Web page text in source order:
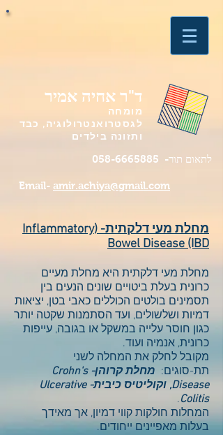
ד"ר אחיה אמיר
מומחה
לגסטרואנטרולוגיה, כבד
ותזונה בילדים
לתאום תור- 058-6665885
Email- amir.achiya@gmail.com
מחלת מעי דלקתית- (Inflammatory
Bowel Disease (IBD
מחלת מעי דלקתית היא מחלת מעיים
כרונית בעלת ביטויים שונים הנעים בין
תסמינים בולטים הכוללים כאבי בטן, יציאות
דמיות ושלשולים, ועד הסתמנות שקטה יותר
כגון חוסר עלייה במשקל או בגובה, עייפות
כרונית, אנמיה ועוד.
מקובל לחלק את המחלה לשני
תת-סוגים:
מחלת קרוהן- Crohn's
Disease, וקוליטיס כיבית- Ulcerative
Colitis
.
המחלות חולקות קווי דמיון, אך מאידך
בעלות מאפיינים ייחודים.